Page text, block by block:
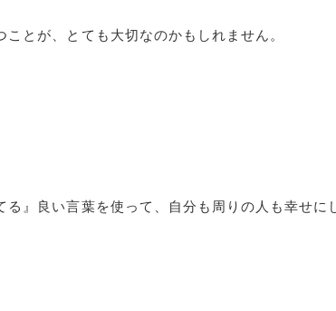
とが、とても大切なのかもしれません。
る』良い言葉を使って、自分も周りの人も幸せに